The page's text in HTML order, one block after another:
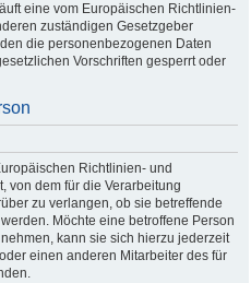
eine vom Europäischen Richtlinien-
zuständigen Gesetzgeber
die personenbezogenen Daten
Vorschriften gesperrt oder
Richtlinien- und
von dem für die Verarbeitung
zu verlangen, ob sie betreffende
Möchte eine betroffene Person
kann sie sich hierzu jederzeit
einen anderen Mitarbeiter des für